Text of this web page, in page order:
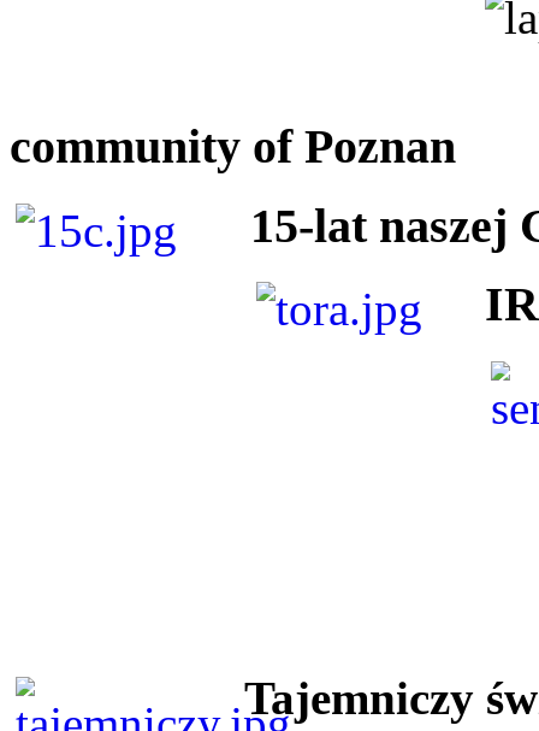
community of Poznan
15-lat naszej
Tajemniczy